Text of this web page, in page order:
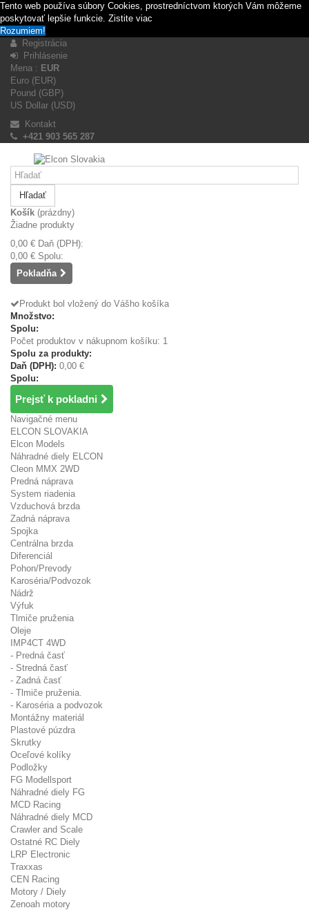
Tento web používa súbory Cookies, prostredníctvom ktorých Vám môžeme
poskytovať lepšie funkcie. Zistite viac
Rozumiem!
Registrácia
Prihlásenie
Mena : EUR
Euro (EUR)
Pound (GBP)
US Dollar (USD)
Kontakt
+421 903 565 287
Hľadať
Košík (prázdny)
Žiadne produkty
0,00 € Daň (DPH):
0,00 € Spolu:
Pokladňa
Produkt bol vložený do Vášho košíka
Množstvo:
Spolu:
Počet produktov v nákupnom košíku: 1
Spolu za produkty:
Daň (DPH): 0,00 €
Spolu:
Prejsť k pokladni
Navigačné menu
ELCON SLOVAKIA
Elcon Models
Náhradné diely ELCON
Cleon MMX 2WD
Predná náprava
System riadenia
Vzduchová brzda
Zadná náprava
Spojka
Centrálna brzda
Diferenciál
Pohon/Prevody
Karoséria/Podvozok
Nádrž
Výfuk
Tlmiče pruženia
Oleje
IMP4CT 4WD
- Predná časť
- Stredná časť
- Zadná časť
- Tlmiče pruženia.
- Karoséria a podvozok
Montážny materiál
Plastové púzdra
Skrutky
Oceľové kolíky
Podložky
FG Modellsport
Náhradné diely FG
MCD Racing
Náhradné diely MCD
Crawler and Scale
Ostatné RC Diely
LRP Electronic
Traxxas
CEN Racing
Motory / Diely
Zenoah motory